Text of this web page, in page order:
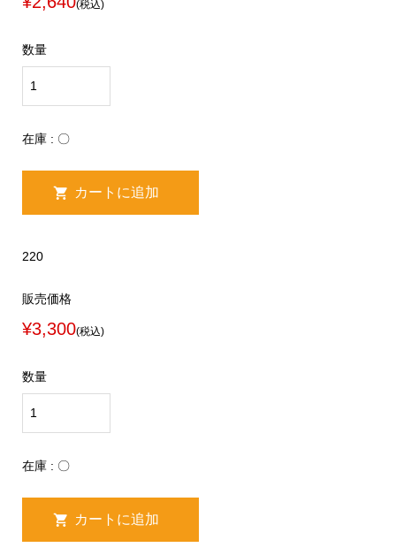
(税込)
数量
在庫 : 〇
220
販売価格
¥3,300(税込)
数量
在庫 : 〇